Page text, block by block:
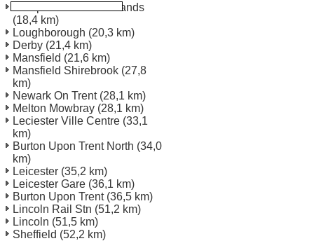
Aéroport de East Midlands
(18,4 km)
Loughborough (20,3 km)
Derby (21,4 km)
Mansfield (21,6 km)
Mansfield Shirebrook (27,8
km)
Newark On Trent(28,1 km)
Melton Mowbray (28,1 km)
Leciester Ville Centre (33,1
km)
Burton Upon Trent North (34,0
km)
Leicester (35,2 km)
Leicester Gare (36,1 km)
Burton Upon Trent(36,5 km)
Lincoln Rail Stn (51,2 km)
Lincoln (51,5 km)
Sheffield (52,2 km)